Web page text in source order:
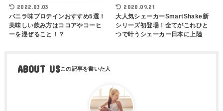
2022.03.03
バニラ味プロテインおすすめ5選！
美味しい飲み方はココアやコーヒ
ーを混ぜること！？
2020.09.21
大人気シェーカーSmartShake新
シリーズ初登場！全てがこれひと
つで叶うシェーカー日本に上陸
ABOUT US